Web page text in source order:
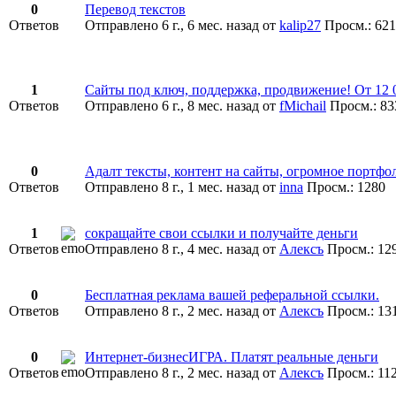
0
Ответов
Перевод текстов
Отправлено 6 г., 6 мес. назад от kalip27 Просм.: 621
1
Ответов
Сайты под ключ, поддержка, продвижение! От 12
Отправлено 6 г., 8 мес. назад от fMichail Просм.:
0
Ответов
Адалт тексты, контент на сайты, огромное
Отправлено 8 г., 1 мес. назад от inna Просм.: 1280
1
Ответов
сокращайте свои ссылки и получайте деньги
Отправлено 8 г., 4 мес. назад от Алексъ Просм.:
0
Ответов
Бесплатная реклама вашей реферальной ссылки.
Отправлено 8 г., 2 мес. назад от Алексъ Просм.:
0
Ответов
Интернет-бизнесИГРА. Платят реальные деньги
Отправлено 8 г., 2 мес. назад от Алексъ Просм.: